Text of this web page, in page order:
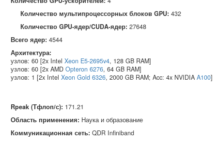
Количество мультипроцессорных блоков GPU: 432
Количество GPU-ядер/CUDA-ядер: 27648
Всего ядер: 4544
Архитектура:
узлов: 60 [2x Intel Xeon E5-2695v4, 128 GB RAM]
узлов: 60 [2x AMD Opteron 6276, 64 GB RAM]
узлов: 1 [2x Intel Xeon Gold 6326, 2000 GB RAM; Acc: 4x NVIDIA A100]
Rpeak (Тфлоп/с): 171.21
Область применения: Наука и образование
Коммуникационная сеть: QDR Infiniband